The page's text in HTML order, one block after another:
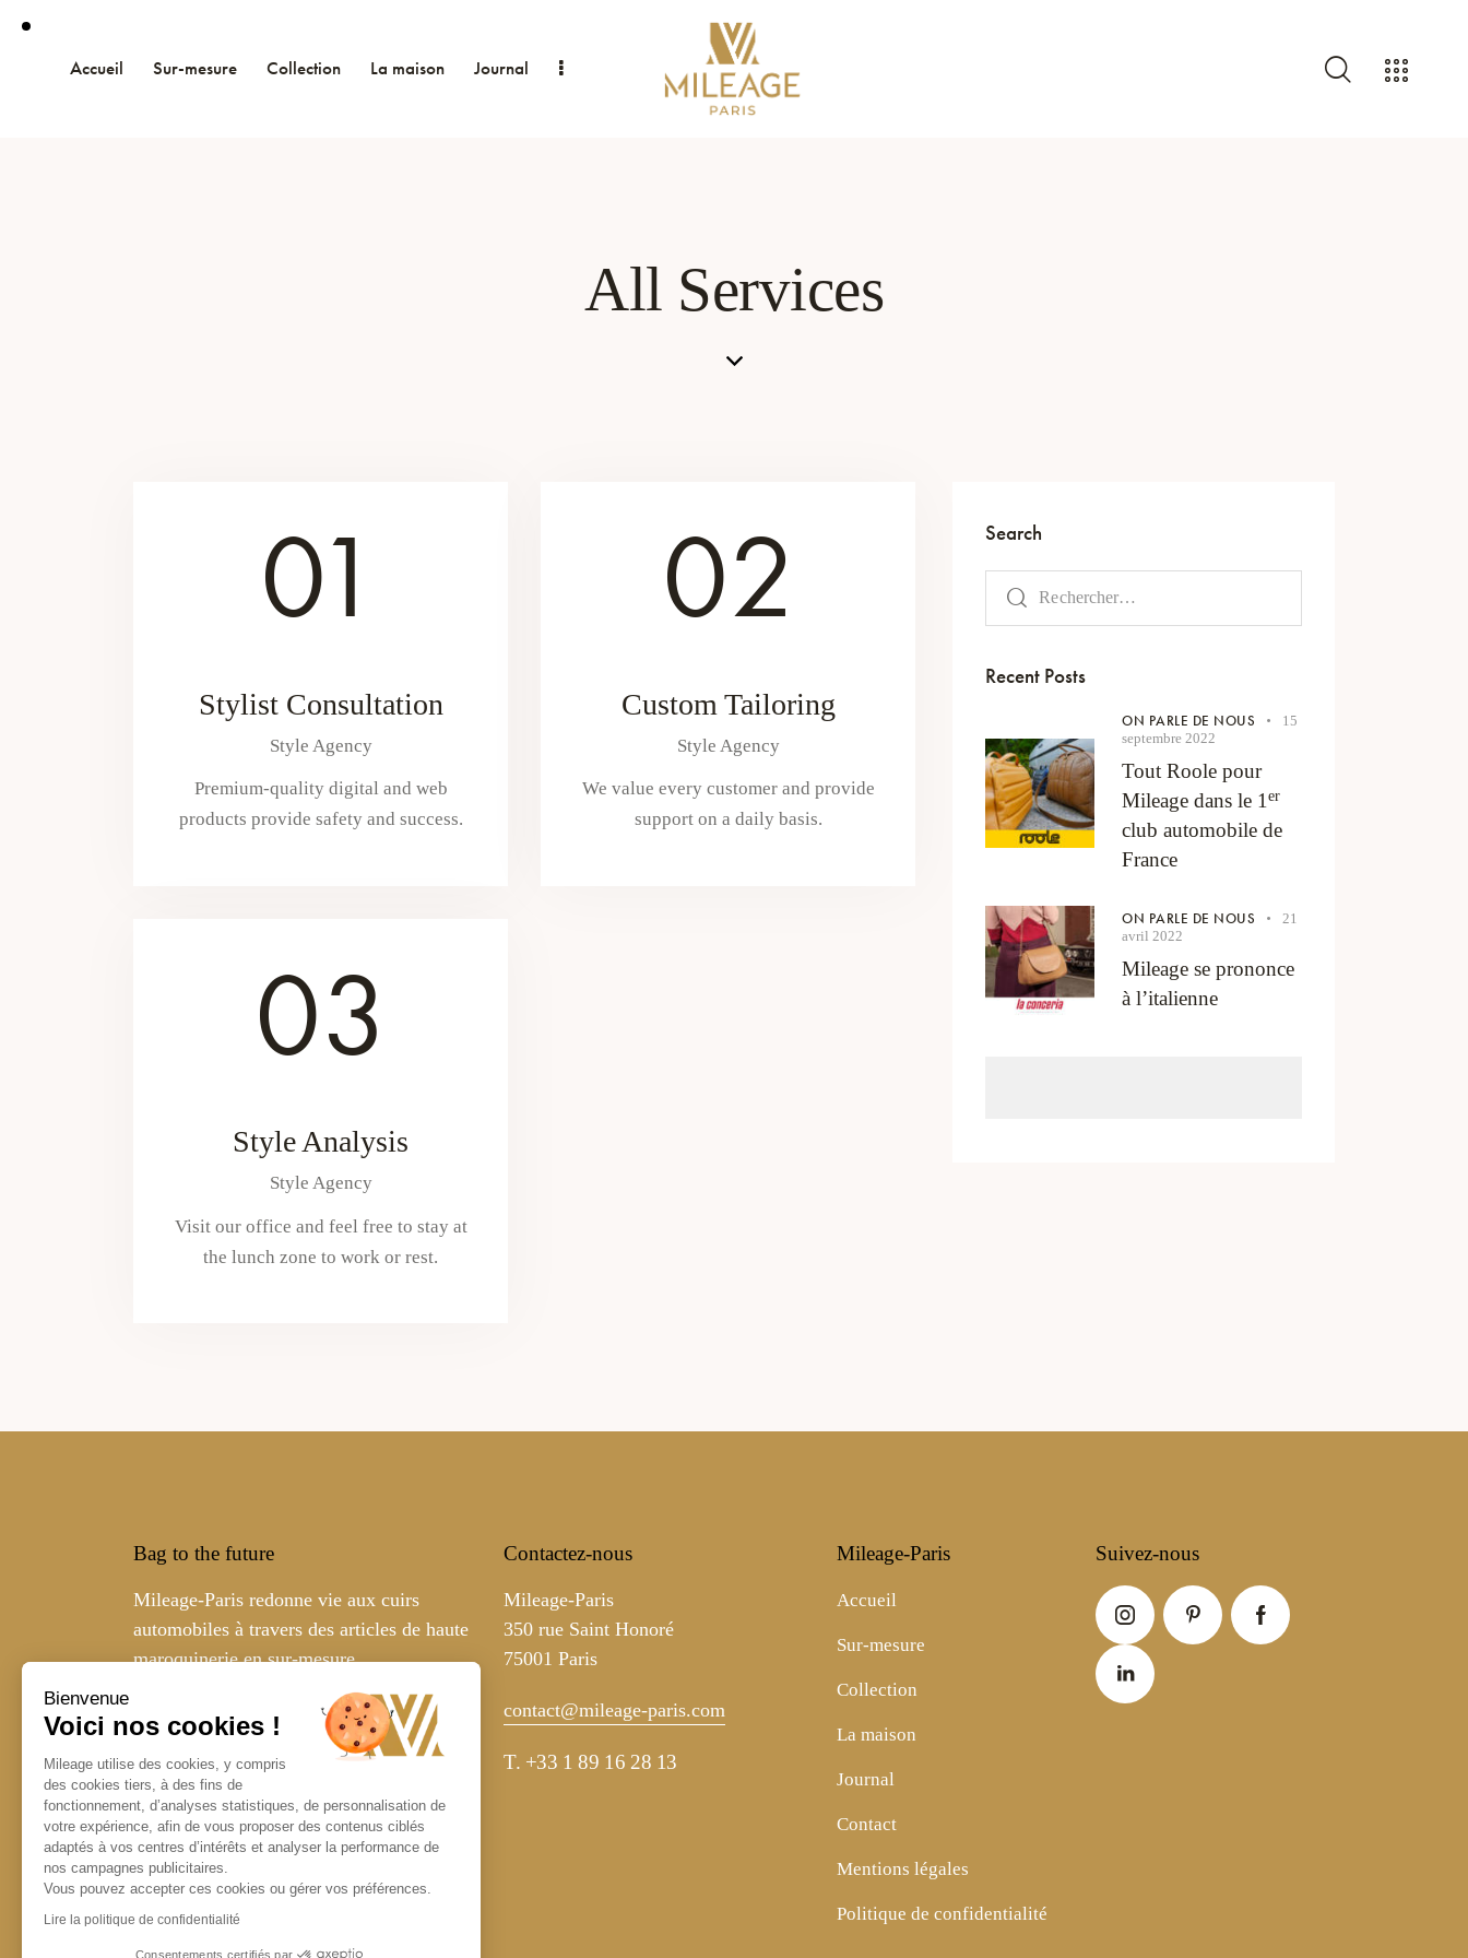
Accueil Sur-mesure Collection La maison Journal
All Services
01
Stylist Consultation
Style Agency
Premium-quality digital and web
products provide safety and success.
02
Custom Tailoring
Style Agency
We value every customer and provide
support on a daily basis.
03
Style Analysis
Style Agency
Visit our office and feel free to stay at
the lunch zone to work or rest.
Search
Recent Posts
ON PARLE DE NOUS
15
septembre 2022
Tout Roole pour
Mileage dans le 1er
club automobile de
France
ON PARLE DE NOUS
21
avril 2022
Mileage se prononce
à l’italienne
Bag to the future
Mileage-Paris redonne vie aux cuirs
automobiles à travers des articles de haute
maroquinerie en sur-mesure
Contactez-nous
Mileage-Paris
350 rue Saint Honoré
75001 Paris
contact@mileage-paris.com
T. +33 1 89 16 28 13
Mileage-Paris
Accueil
Sur-mesure
Collection
La maison
Journal
Contact
Mentions légales
Politique de confidentialité
Suivez-nous
Bienvenue
Voici nos cookies !
Mileage utilise des cookies, y compris
des cookies tiers, à des fins de
fonctionnement, d’analyses statistiques, de personnalisation de
votre expérience, afin de vous proposer des contenus ciblés
adaptés à vos centres d’intérêts et analyser la performance de
nos campagnes publicitaires.
Vous pouvez accepter ces cookies ou gérer vos préférences.
Lire la politique de confidentialité
Consentements certifiés par